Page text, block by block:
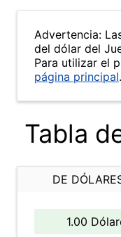
Advertencia:
del dólar del
Para utilizar el
página principal.
Tabla
DE
1.00